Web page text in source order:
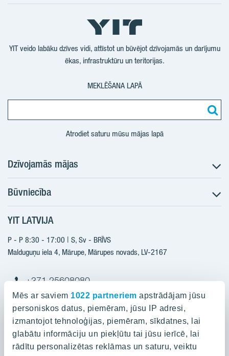
Mēs ar saviem 1022 partneriem apstrādājam jūsu
personiskos datus, piemēram, jūsu IP adresi,
izmantojot tehnoloģijas, piemēram, sīkdatnes, lai
glabātu informāciju un piekļūtu tai jūsu ierīcē, lai
rādītu personalizētas reklāmas un saturu, veiktu
Seko
mums
YouTube
Seko
mums
LinkedIn
Seko
mums
Twtitter
Seko
YIT veido labāku dzīves vidi, attīstot un būvējot dzīvojamās un darījumu
ēkas, infrastruktūru un teritorijas.
MEKLĒŠANA LAPĀ
Atrodiet saturu mūsu mājas lapā
Dzīvojamās mājas
Meklēt dzīvokli
Nākotnes projekti
Pārdošanas informācija
YIT Plus
Kontakti
Būvniecība
Būvniecība
Jaunie projekti
Realizētie projekti
YIT LATVIJA
P - P 8:30 - 17:00 | S, Sv - BRĪVS
Malduguņu iela 4, Mārupe, Mārupes novads, LV-2167
+371 25608080
yitmajas@yit.lv
Projekti